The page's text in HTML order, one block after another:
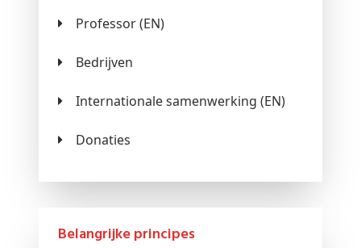
Professor (EN)
Bedrijven
Internationale samenwerking (EN)
Donaties
Belangrijke principes